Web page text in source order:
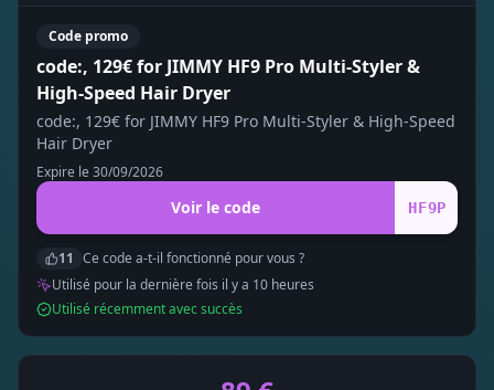
Code promo
code:, 129€ for JIMMY HF9 Pro Multi-Styler &
High-Speed Hair Dryer
code:, 129€ for JIMMY HF9 Pro Multi-Styler & High-Speed
Hair Dryer
Expire le 30/09/2026
Voir le code HF9P
11 Ce code a-t-il fonctionné pour vous ?
Utilisé pour la dernière fois il y a 10 heures
Utilisé récemment avec succès